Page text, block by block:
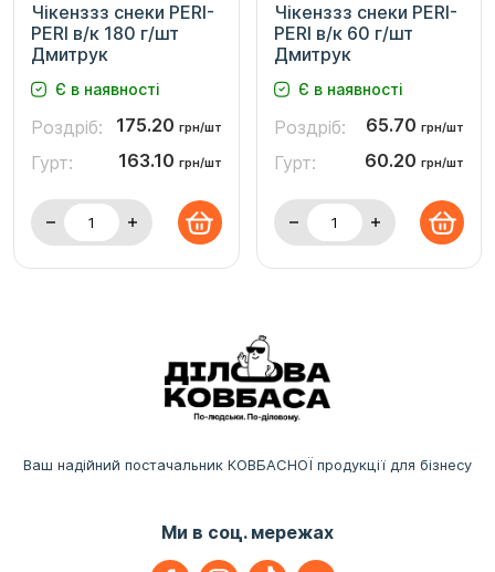
Чікенззз снеки PERI-
PERI в/к 180 г/шт
Дмитрук
Є в наявності
Роздріб: 175.20 грн/шт
Гурт: 163.10 грн/шт
Чікенззз снеки PERI-
PERI в/к 60 г/шт
Дмитрук
Є в наявності
Роздріб: 65.70 грн/шт
Гурт: 60.20 грн/шт
Ваш надійний постачальник КОВБАСНОЇ продукції для бізнесу
Ми в соц. мережах